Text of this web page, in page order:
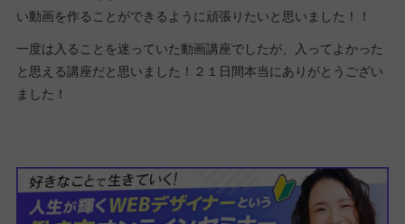
い動画を作ることができるように頑張りたいと思いました！！
一度は入ることを迷っていた動画講座でしたが、入ってよかった
と思える講座だと思いました！２１日間本当にありがとうござい
ました！